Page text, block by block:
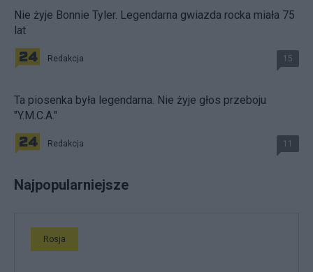
Nie żyje Bonnie Tyler. Legendarna gwiazda rocka miała 75
lat
Redakcja 15
Ta piosenka była legendarna. Nie żyje głos przeboju
"Y.M.C.A."
Redakcja 11
Najpopularniejsze
Rosja